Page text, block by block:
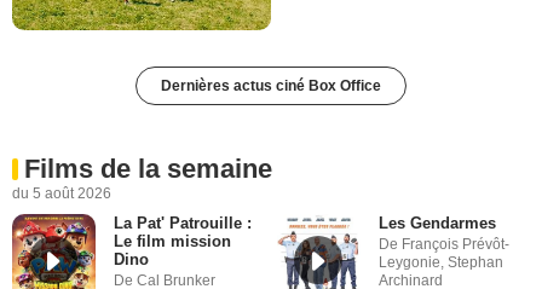
Dernières actus ciné Box Office
Films de la semaine
du 5 août 2026
La Pat' Patrouille :
Le film mission
Dino
De Cal Brunker
Les Gendarmes
De François Prévôt-
Leygonie, Stephan
Archinard